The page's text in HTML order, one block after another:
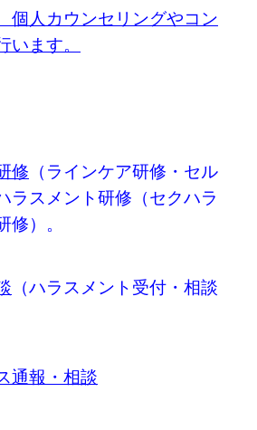
個人カウンセリングやコン
います。
修 （ラインケア研修・セル
ラスメント研修（セクハラ
修）。
（ハラスメント受付・相談
通報・相談